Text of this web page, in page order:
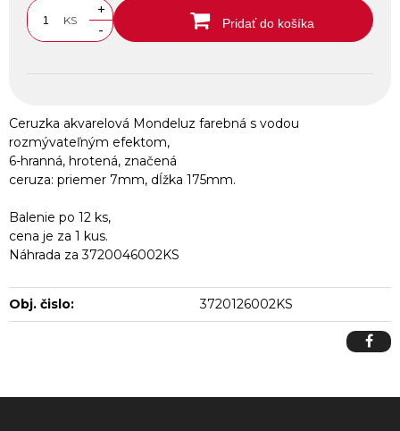
KS
+
-
Pridať do košíka
Ceruzka akvarelová Mondeluz farebná s vodou
rozmývateľným efektom,
6-hranná, hrotená, značená
ceruza: priemer 7mm, dĺžka 175mm.
Balenie po 12 ks,
cena je za 1 kus.
Náhrada za 3720046002KS
Obj. čislo: 3720126002KS